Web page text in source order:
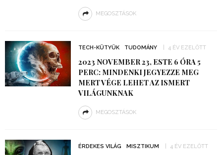
MEGOSZTÁSOK
TECH-KÜTYÜK TUDOMÁNY 4 ÉV EZELŐTT
2023 NOVEMBER 23, ESTE 6 ÓRA 5
PERC: MINDENKI JEGYEZZE MEG
MERT VÉGE LEHET AZ ISMERT
VILÁGUNKNAK
MEGOSZTÁSOK
ÉRDEKES VILÁG MISZTIKUM 4 ÉV EZELŐTT